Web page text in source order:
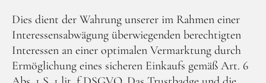
Dies dient der Wahrung unserer im Rahmen einer
Interessensabwägung überwiegenden berechtigten
Interessen an einer optimalen Vermarktung durch
Ermöglichung eines sicheren Einkaufs gemäß Art. 6